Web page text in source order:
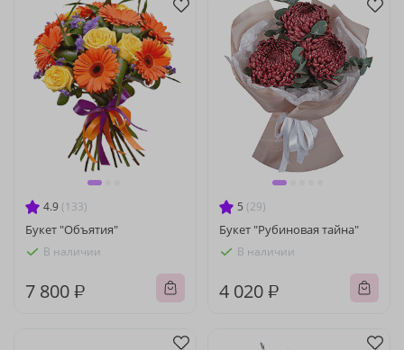
4.9 (133)
Букет "Объятия"
В наличии
7 800 ₽
5 (29)
Букет "Рубиновая тайна"
В наличии
4 020 ₽